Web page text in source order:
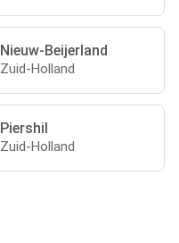
Nieuw-Beijerland
Zuid-Holland
Piershil
Zuid-Holland